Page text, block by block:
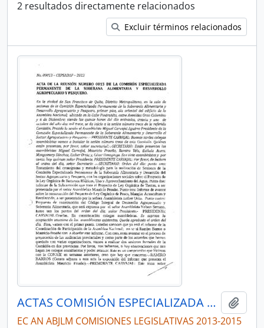
2 resultados directamente relacionados
Excluir términos relacionados
ACTAS COMISIÓN ESPECIALIZADA DE SOBERANÍA ALIMENTARIA, DESARROLLO DEL SECTOR AGROPECUARIO Y PESQUERO.
EC AN ABJLM COMISIONES LEGISLATIVAS 2013-2015